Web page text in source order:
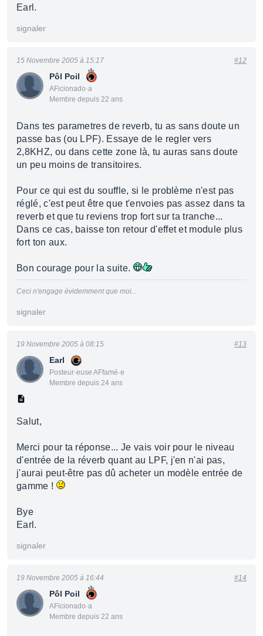
Earl.
signaler
Pôl Poil
AFicionado·a
Membre depuis 22 ans
15 Novembre 2005 à 15:17 #12
Dans tes parametres de reverb, tu as sans doute un
passe bas (ou LPF). Essaye de le regler vers
2,8KHZ, ou dans cette zone là, tu auras sans doute
un peu moins de transitoires.
Pour ce qui est du souffle, si le problème n'est pas
réglé, c'est peut être que t'envoies pas assez dans ta
reverb et que tu reviens trop fort sur ta tranche...
Dans ce cas, baisse ton retour d'effet et module plus
fort ton aux.
Bon courage pour la suite.
Ceci n'engage évidemment que moi...
signaler
Earl
Posteur·euse AFfamé·e
Membre depuis 24 ans
19 Novembre 2005 à 08:15 #13
Salut,
Merci pour ta réponse... Je vais voir pour le niveau
d'entrée de la réverb quant au LPF, j'en n'ai pas,
j'aurai peut-être pas dû acheter un modèle entrée de
gamme !
Bye
Earl.
signaler
Pôl Poil
AFicionado·a
Membre depuis 22 ans
19 Novembre 2005 à 16:44 #14